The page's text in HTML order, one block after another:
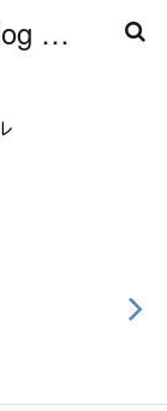
wjk Exclusive MINO Blog ブログ